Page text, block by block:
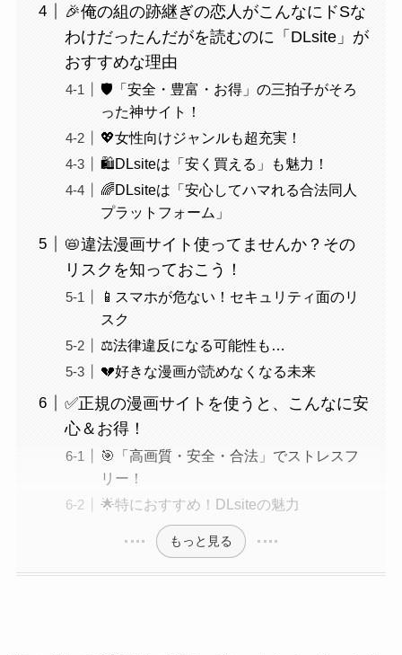
🎉俺の組の跡継ぎの恋人がこんなにドSな
わけだったんだがを読むのに「DLsite」が
おすすめな理由
🛡️「安全・豊富・お得」の三拍子がそろ
った神サイト！
💖女性向けジャンルも超充実！
🛍️DLsiteは「安く買える」も魅力！
🌈DLsiteは「安心してハマれる合法同人
プラットフォーム」
📛違法漫画サイト使ってませんか？その
リスクを知っておこう！
📱スマホが危ない！セキュリティ面のリ
スク
⚖️法律違反になる可能性も…
💔好きな漫画が読めなくなる未来
✅正規の漫画サイトを使うと、こんなに安
心＆お得！
🎯「高画質・安全・合法」でストレスフ
リー！
🌟特におすすめ！DLsiteの魅力
もっと見る